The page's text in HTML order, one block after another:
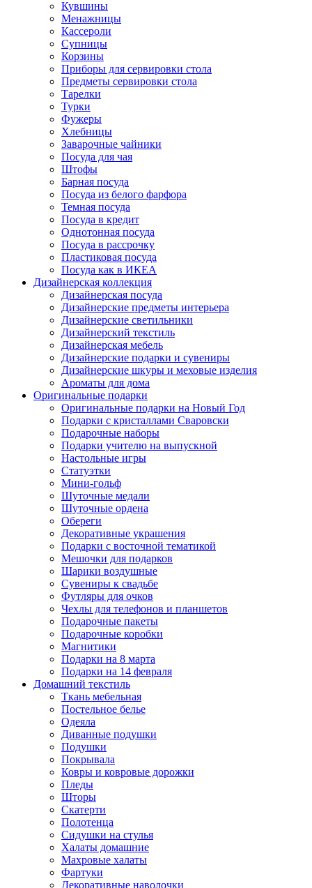
Кувшины
Менажницы
Кассероли
Супницы
Корзины
Приборы для сервировки стола
Предметы сервировки стола
Тарелки
Турки
Фужеры
Хлебницы
Заварочные чайники
Посуда для чая
Штофы
Барная посуда
Посуда из белого фарфора
Темная посуда
Посуда в кредит
Однотонная посуда
Посуда в рассрочку
Пластиковая посуда
Посуда как в ИКЕА
Дизайнерская коллекция
Дизайнерская посуда
Дизайнерские предметы интерьера
Дизайнерские светильники
Дизайнерский текстиль
Дизайнерская мебель
Дизайнерские подарки и сувениры
Дизайнерские шкуры и меховые изделия
Ароматы для дома
Оригинальные подарки
Оригинальные подарки на Новый Год
Подарки с кристаллами Сваровски
Подарочные наборы
Подарки учителю на выпускной
Настольные игры
Статуэтки
Мини-гольф
Шуточные медали
Шуточные ордена
Обереги
Декоративные украшения
Подарки с восточной тематикой
Мешочки для подарков
Шарики воздушные
Сувениры к свадьбе
Футляры для очков
Чехлы для телефонов и планшетов
Подарочные пакеты
Подарочные коробки
Магнитики
Подарки на 8 марта
Подарки на 14 февраля
Домашний текстиль
Ткань мебельная
Постельное белье
Одеяла
Диванные подушки
Подушки
Покрывала
Ковры и ковровые дорожки
Пледы
Шторы
Скатерти
Полотенца
Сидушки на стулья
Халаты домашние
Махровые халаты
Фартуки
Декоративные наволочки